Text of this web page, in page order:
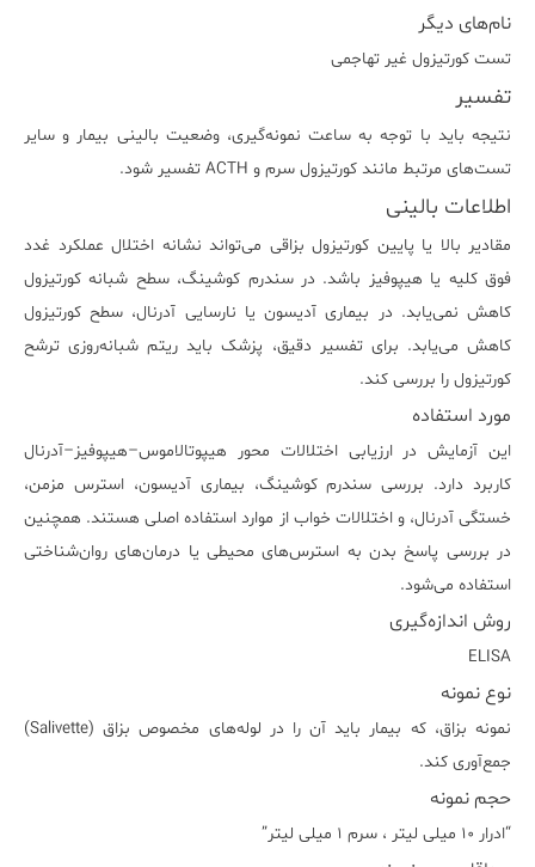
نام‌های دیگر
تست کورتیزول غیر تهاجمی
تفسیر
نتیجه باید با توجه به ساعت نمونه‌گیری، وضعیت بالینی بیمار و سایر
تست‌های مرتبط مانند کورتیزول سرم و ACTH تفسیر شود.
اطلاعات بالینی
مقادیر بالا یا پایین کورتیزول بزاقی می‌تواند نشانه اختلال عملکرد غدد
فوق کلیه یا هیپوفیز باشد. در سندرم کوشینگ، سطح شبانه کورتیزول
کاهش نمی‌یابد. در بیماری آدیسون یا نارسایی آدرنال، سطح کورتیزول
کاهش می‌یابد. برای تفسیر دقیق، پزشک باید ریتم شبانه‌روزی ترشح
کورتیزول را بررسی کند.
مورد استفاده
این آزمایش در ارزیابی اختلالات محور هیپوتالاموس–هیپوفیز–آدرنال
کاربرد دارد. بررسی سندرم کوشینگ، بیماری آدیسون، استرس مزمن،
خستگی آدرنال، و اختلالات خواب از موارد استفاده اصلی هستند. همچنین
در بررسی پاسخ بدن به استرس‌های محیطی یا درمان‌های روان‌شناختی
استفاده می‌شود.
روش اندازه‌گیری
ELISA
نوع نمونه
نمونه بزاق، که بیمار باید آن را در لوله‌های مخصوص بزاق (Salivette)
جمع‌آوری کند.
حجم نمونه
“ادرار ١٠ میلی لیتر ، سرم ١ میلی لیتر”